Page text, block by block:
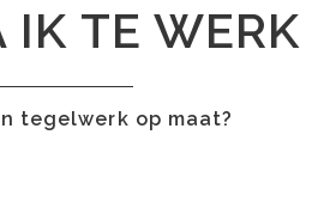
IK TE WERK
tegelwerk op maat?